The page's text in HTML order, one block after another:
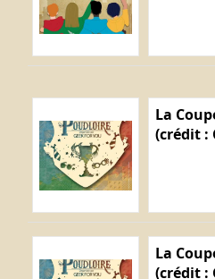
La
(crédit :
La
(crédit :